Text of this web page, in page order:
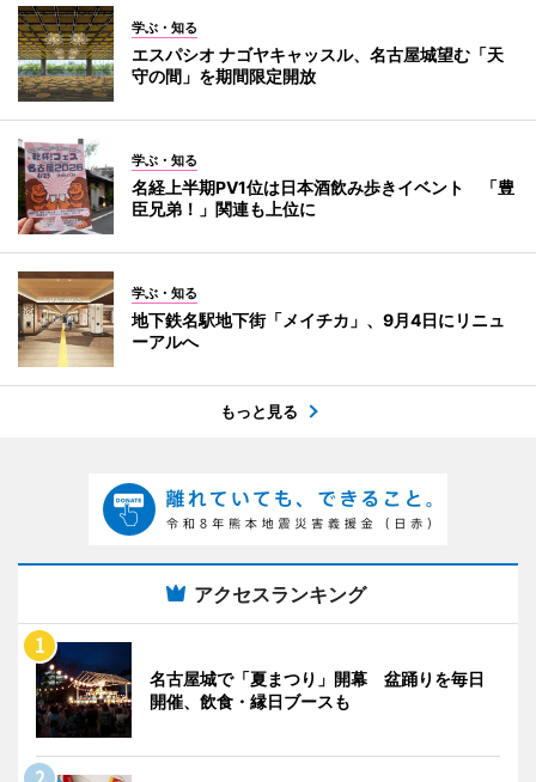
学ぶ・知る
エスパシオ ナゴヤキャッスル、名古屋城望む「天
守の間」を期間限定開放
学ぶ・知る
名経上半期PV1位は日本酒飲み歩きイベント 「豊
臣兄弟！」関連も上位に
学ぶ・知る
地下鉄名駅地下街「メイチカ」、9月4日にリニュ
ーアルへ
もっと見る
アクセスランキング
名古屋城で「夏まつり」開幕 盆踊りを毎日
開催、飲食・縁日ブースも